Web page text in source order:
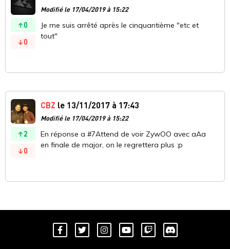
0
0
Modifié le 17/04/2019 à 15:22
Je me suis arrêté après le cinquantième "etc et
tout"
2
0
CBZ le 13/11/2017 à 17:43
Modifié le 17/04/2019 à 15:22
En réponse a #7Attend de voir ZywOO avec aAa
en finale de major, on le regrettera plus :p